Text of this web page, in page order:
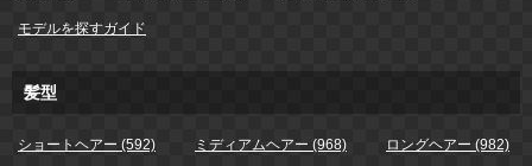
モデルを探すガイド
髪型
ショートヘアー (592) ミディアムヘアー (968) ロングヘアー (982)